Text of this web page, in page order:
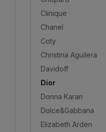
Clinique
Chanel
Coty
Christina Aguilera
Davidoff
Dior
Donna Karan
Dolce&Gabbana
Elizabeth Arden